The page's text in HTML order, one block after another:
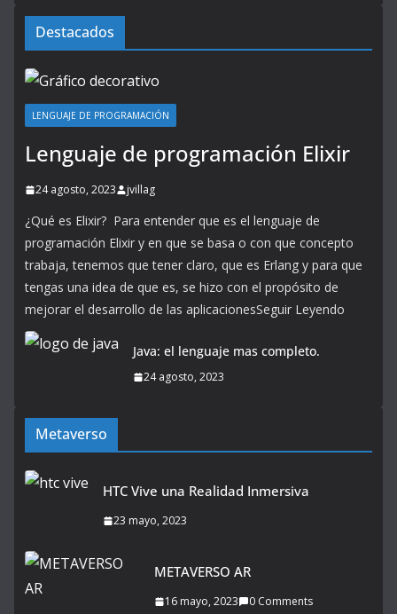
Destacados
LENGUAJE DE PROGRAMACIÓN
Lenguaje de programación Elixir
24 agosto, 2023 jvillag
¿Qué es Elixir? Para entender que es el lenguaje de
programación Elixir y en que se basa o con que concepto
trabaja, tenemos que tener claro, que es Erlang y para que
tengas una idea de que es, se hizo con el propósito de
mejorar el desarrollo de las aplicacionesSeguir Leyendo
Java: el lenguaje mas completo.
24 agosto, 2023
Metaverso
HTC Vive una Realidad Inmersiva
23 mayo, 2023
METAVERSO AR
16 mayo, 2023 0 Comments